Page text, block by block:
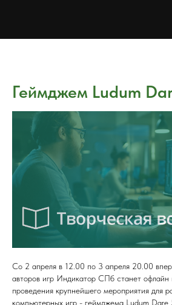
Геймджем Ludum
Со 2 апреля в 12.00 по 3 апреля 20.00
авторов игр Индикатор СПб станет офлайн
проведения крупнейшего мероприятия для
компьютерных игр - геймджема Ludum Dare